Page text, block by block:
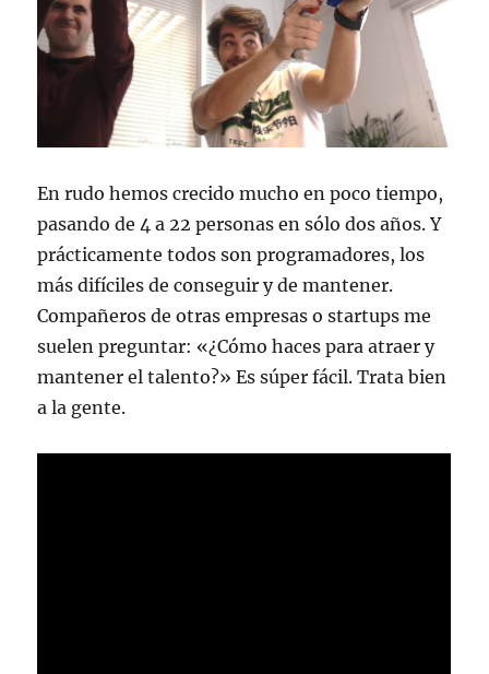
En rudo hemos crecido mucho en poco tiempo,
pasando de 4 a 22 personas en sólo dos años. Y
prácticamente todos son programadores, los
más difíciles de conseguir y de mantener.
Compañeros de otras empresas o startups me
suelen preguntar: «¿Cómo haces para atraer y
mantener el talento?» Es súper fácil. Trata bien
a la gente.